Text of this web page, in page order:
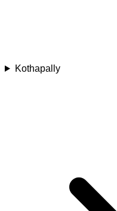
Kothapally